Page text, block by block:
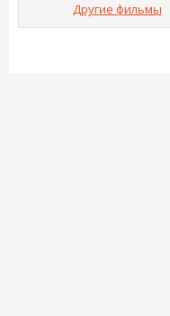
Другие фильмы